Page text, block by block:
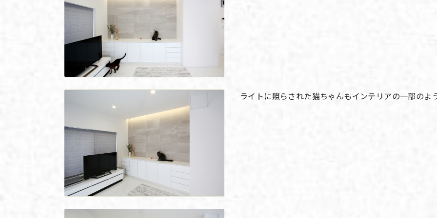
ライトに照らされた猫ちゃんもインテリアの一部のよ